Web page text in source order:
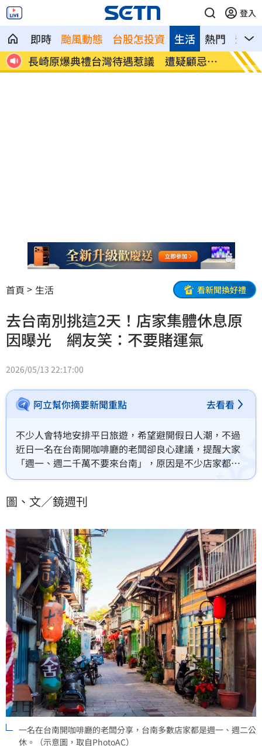
登入
即時 颱風動態 台股怎投資 熱門 影音
生活
鍵
長崎原爆典禮台灣待遇惹議 遭疑顧忌中
國
6旬
了
首頁 生活 看新聞換好禮
去台南別挑這2天！店家集體休息原
因曝光 網友笑：不要賭運氣
2026/05/13 22:17:00
阿立幫你摘要新聞重點 去看看
不少人會特地安排平日旅遊，希望避開假日人潮，不過
近日一名在台南開咖啡廳的老闆卻良心建議，提醒大家
「週一、週二千萬不要來台南」，原因是不少店家都會
選在這兩天公休，引發大批網友共鳴。
圖、文／鏡週刊
一名在台南開咖啡廳的老闆分享，台南多數店家都是週一、週二公
休。（示意圖，取自PhotoAC）